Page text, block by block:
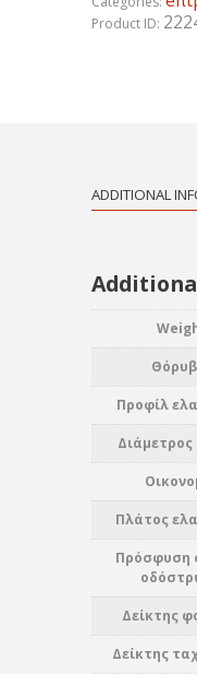
Product ID:
ADDITIONAL
Προφίλ
Διάμετρος
Πλάτος
Πρόσφυση
Δείκτης
Δείκτης